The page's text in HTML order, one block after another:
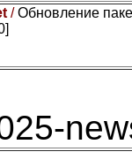
/Обновление